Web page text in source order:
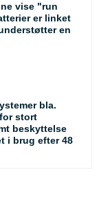
vise "run
er linket
en
bla.
stort
beskyttelse
i brug efter 48